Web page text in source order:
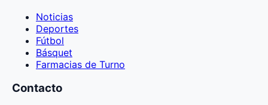
Noticias
Deportes
Fútbol
Básquet
Farmacias de Turno
Contacto